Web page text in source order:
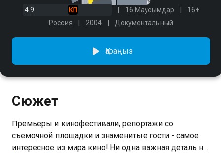
4.9 16 Маусымдар
16+
Россия
2004 Документальный
Қараңыз
Сюжет
Премьеры и кинофестивали, репортажи со
съемочной площадки и знаменитые гости - самое
интересное из мира кино! Ни одна важная деталь не